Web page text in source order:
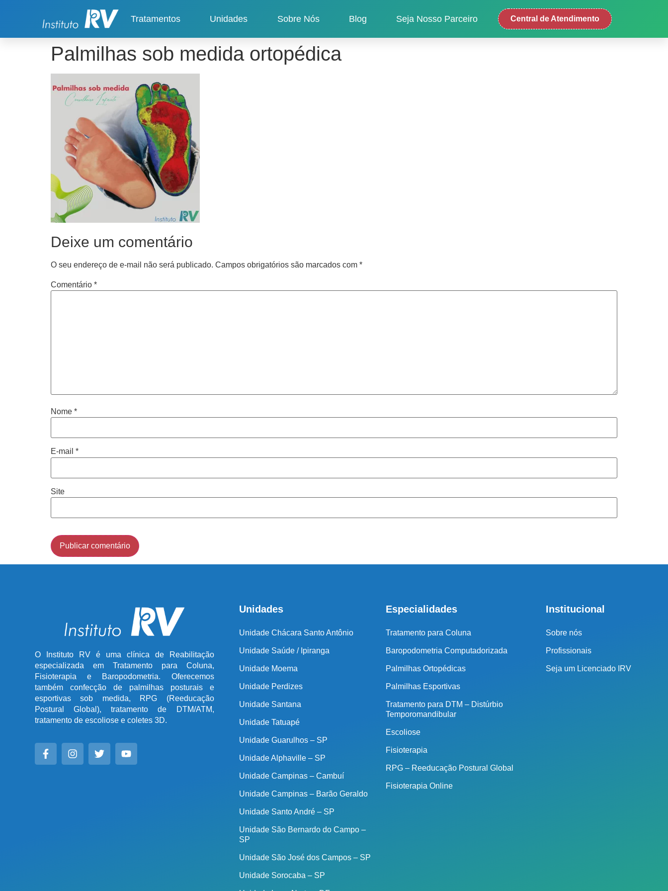
Tratamentos Unidades Sobre Nós Blog Seja Nosso Parceiro Central de Atendimento
Palmilhas sob medida ortopédica
Deixe um comentário
O seu endereço de e-mail não será publicado. Campos obrigatórios são marcados com *
Comentário *
Nome *
E-mail *
Site
O Instituto RV é uma clínica de Reabilitação
especializada em Tratamento para Coluna,
Fisioterapia e Baropodometria. Oferecemos
também confecção de palmilhas posturais e
esportivas sob medida, RPG (Reeducação
Postural Global), tratamento de DTM/ATM,
tratamento de escoliose e coletes 3D.
Unidades
Unidade Chácara Santo Antônio
Unidade Saúde / Ipiranga
Unidade Moema
Unidade Perdizes
Unidade Santana
Unidade Tatuapé
Unidade Guarulhos – SP
Unidade Alphaville – SP
Unidade Campinas – Cambuí
Unidade Campinas – Barão Geraldo
Unidade Santo André – SP
Unidade São Bernardo do Campo –
SP
Unidade São José dos Campos – SP
Unidade Sorocaba – SP
Especialidades
Tratamento para Coluna
Baropodometria Computadorizada
Palmilhas Ortopédicas
Palmilhas Esportivas
Tratamento para DTM – Distúrbio
Temporomandibular
Escoliose
Fisioterapia
RPG – Reeducação Postural Global
Fisioterapia Online
Institucional
Sobre nós
Profissionais
Seja um Licenciado IRV
Central de atendimento
Antes de iniciar o seu tratamento, iremos fazer uma avaliação clínica da sua
seguido.
0800 494 8888